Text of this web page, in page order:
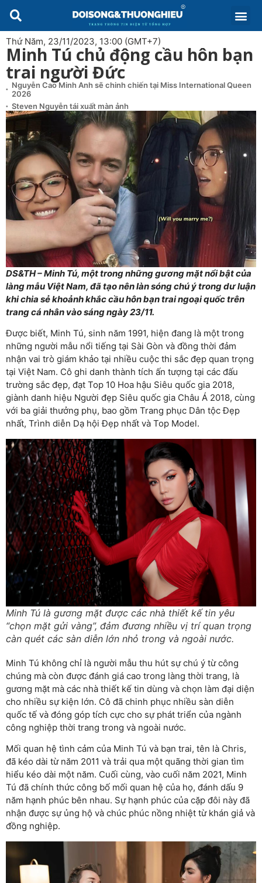
Thứ Năm, 23/11/2023, 13:00 (GMT+7)
Minh Tú chủ động cầu hôn bạn
trai người Đức
Nguyễn Cao Minh Anh sẽ chinh chiến tại Miss International Queen
2026
Steven Nguyễn tái xuất màn ảnh
DS&TH – Minh Tú, một trong những gương mặt nổi bật của
làng mẫu Việt Nam, đã tạo nên làn sóng chú ý trong dư luận
khi chia sẻ khoảnh khắc cầu hôn bạn trai ngoại quốc trên
trang cá nhân vào sáng ngày 23/11.
Được biết, Minh Tú, sinh năm 1991, hiện đang là một trong
những người mẫu nổi tiếng tại Sài Gòn và đồng thời đảm
nhận vai trò giám khảo tại nhiều cuộc thi sắc đẹp quan trọng
tại Việt Nam. Cô ghi danh thành tích ấn tượng tại các đấu
trường sắc đẹp, đạt Top 10 Hoa hậu Siêu quốc gia 2018,
giành danh hiệu Người đẹp Siêu quốc gia Châu Á 2018, cùng
với ba giải thưởng phụ, bao gồm Trang phục Dân tộc Đẹp
nhất, Trình diễn Dạ hội Đẹp nhất và Top Model.
Minh Tú là gương mặt được các nhà thiết kế tin yêu
“chọn mặt gửi vàng”, đảm đương nhiều vị trí quan trọng
càn quét các sàn diễn lớn nhỏ trong và ngoài nước.
Minh Tú không chỉ là người mẫu thu hút sự chú ý từ công
chúng mà còn được đánh giá cao trong làng thời trang, là
gương mặt mà các nhà thiết kế tin dùng và chọn làm đại diện
cho nhiều sự kiện lớn. Cô đã chinh phục nhiều sàn diễn
quốc tế và đóng góp tích cực cho sự phát triển của ngành
công nghiệp thời trang trong và ngoài nước.
Mối quan hệ tình cảm của Minh Tú và bạn trai, tên là Chris,
đã kéo dài từ năm 2011 và trải qua một quãng thời gian tìm
hiểu kéo dài một năm. Cuối cùng, vào cuối năm 2021, Minh
Tú đã chính thức công bố mối quan hệ của họ, đánh dấu 9
năm hạnh phúc bên nhau. Sự hạnh phúc của cặp đôi này đã
nhận được sự ủng hộ và chúc phúc nồng nhiệt từ khán giả và
đồng nghiệp.